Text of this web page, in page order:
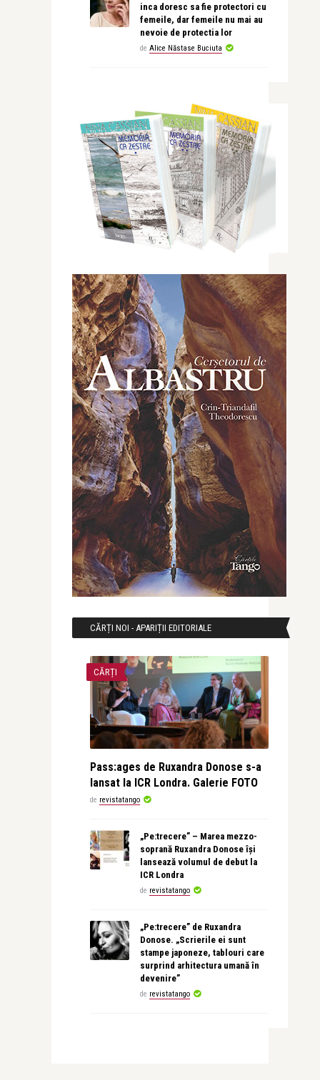
inca doresc sa fie protectori cu
femeile, dar femeile nu mai au
nevoie de protectia lor
de Alice Năstase Buciuta
CĂRȚI NOI - APARIȚII EDITORIALE
CĂRȚI
Pass:ages de Ruxandra Donose s-a
lansat la ICR Londra. Galerie FOTO
de revistatango
„Pe:trecere” – Marea mezzo-
soprană Ruxandra Donose își
lansează volumul de debut la
ICR Londra
de revistatango
„Pe:trecere” de Ruxandra
Donose. „Scrierile ei sunt
stampe japoneze, tablouri care
surprind arhitectura umană în
devenire”
de revistatango